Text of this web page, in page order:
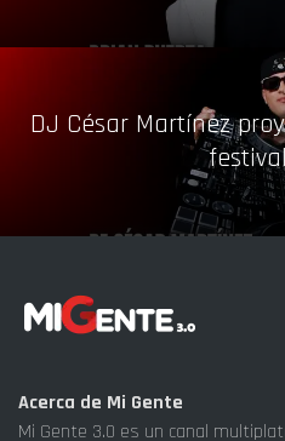
DJ César Martínez
Acerca de Mi Gente
Mi Gente 3.0 es un canal